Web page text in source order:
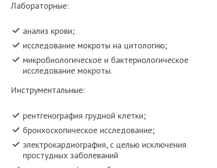
Лабораторные:
анализ крови;
исследование мокроты на цитологию;
микробиологическое и бактериологическое
исследование мокроты.
Инструментальные:
рентгенография грудной клетки;
бронхоскопическое исследование;
электрокардиография, с целью исключения
простудных заболеваний